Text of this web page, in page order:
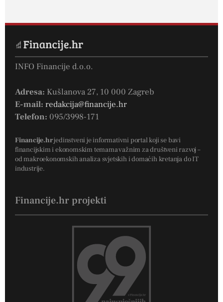
INFO Financije d.o.o.
Adresa: Kušlanova 27, 10 000 Zagreb
E-mail: redakcija@financije.hr
Telefon: 095/3998-171
Financije.hrjedinstveni je informativni portal koji se bavi
financijskim i ekonomskim temama važnim za društveni razvoj –
od makroekonomskih analiza svjetskih i domaćih kretanja do IT
industrije.
Financije.hr projekti